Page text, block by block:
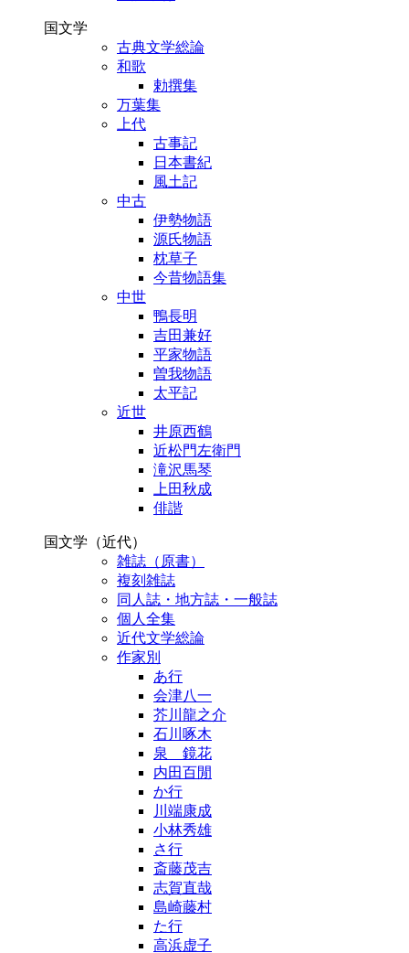
国文学
古典文学総論
和歌
勅撰集
万葉集
上代
古事記
日本書紀
風土記
中古
伊勢物語
源氏物語
枕草子
今昔物語集
中世
鴨長明
吉田兼好
平家物語
曽我物語
太平記
近世
井原西鶴
近松門左衛門
滝沢馬琴
上田秋成
俳諧
国文学（近代）
雑誌（原書）
複刻雑誌
同人誌・地方誌・一般誌
個人全集
近代文学総論
作家別
あ行
会津八一
芥川龍之介
石川啄木
泉 鏡花
内田百閒
か行
川端康成
小林秀雄
さ行
斎藤茂吉
志賀直哉
島崎藤村
た行
高浜虚子